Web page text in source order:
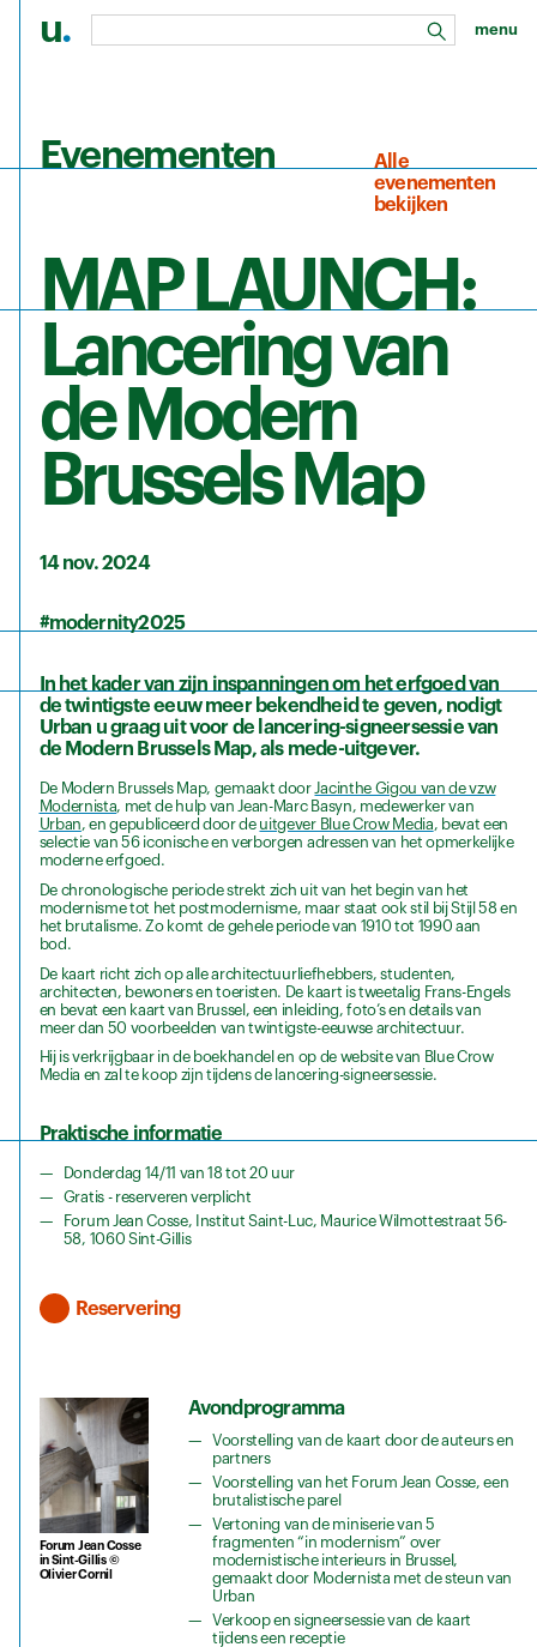
u. zoeken
menu
Evenementen
Alle
evenementen
bekijken
MAP LAUNCH:
Lancering van
de Modern
Brussels Map
14 nov. 2024
#modernity2025
In het kader van zijn inspanningen om het erfgoed van
de twintigste eeuw meer bekendheid te geven, nodigt
Urban u graag uit voor de lancering-signeersessie van
de Modern Brussels Map, als mede-uitgever.
De Modern Brussels Map, gemaakt door Jacinthe Gigou van de vzw
Modernista, met de hulp van Jean-Marc Basyn, medewerker van
Urban, en gepubliceerd door de uitgever Blue Crow Media, bevat een
selectie van 56 iconische en verborgen adressen van het opmerkelijke
moderne erfgoed.
De chronologische periode strekt zich uit van het begin van het
modernisme tot het postmodernisme, maar staat ook stil bij Stijl 58 en
het brutalisme. Zo komt de gehele periode van 1910 tot 1990 aan
bod.
De kaart richt zich op alle architectuurliefhebbers, studenten,
architecten, bewoners en toeristen. De kaart is tweetalig Frans-Engels
en bevat een kaart van Brussel, een inleiding, foto’s en details van
meer dan 50 voorbeelden van twintigste-eeuwse architectuur.
Hij is verkrijgbaar in de boekhandel en op de website van Blue Crow
Media en zal te koop zijn tijdens de lancering-signeersessie.
Praktische informatie
Donderdag 14/11 van 18 tot 20 uur
Gratis - reserveren verplicht
Forum Jean Cosse, Institut Saint-Luc, Maurice Wilmottestraat 56-
58, 1060 Sint-Gillis
Reservering
Forum Jean Cosse
in Sint-Gillis ©
Olivier Cornil
Avondprogramma
Voorstelling van de kaart door de auteurs en
partners
Voorstelling van het Forum Jean Cosse, een
brutalistische parel
Vertoning van de miniserie van 5
fragmenten “in modernism” over
modernistische interieurs in Brussel,
gemaakt door Modernista met de steun van
Urban
Verkoop en signeersessie van de kaart
tijdens een receptie